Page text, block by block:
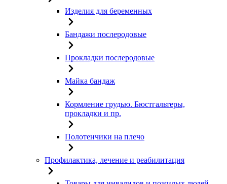
Изделия для беременных
Бандажи послеродовые
Прокладки послеродовые
Майка бандаж
Кормление грудью. Бюстгальтеры,
прокладки и пр.
Полотенчики на плечо
Профилактика, лечение и реабилитация